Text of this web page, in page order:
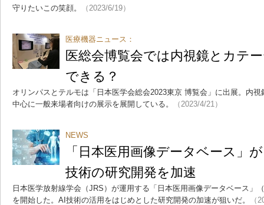
守りたいこの笑顔。 （2023/6/19）
医療機器ニュース：
医総会博覧会では内視鏡とカテ
できる？
オリンパスとテルモは「日本医学会総会2023東京 博覧会」に出展。内
中心に一般来場者向けの展示を展開している。
（2023/4/21）
NEWS
「日本医用画像データベース
技術の研究開発を加速
日本医学放射線学会（JRS）が運用する「日本医用画像データベース」
を開始した。AI技術の活用をはじめとした研究開発の加速が狙いだ。
（